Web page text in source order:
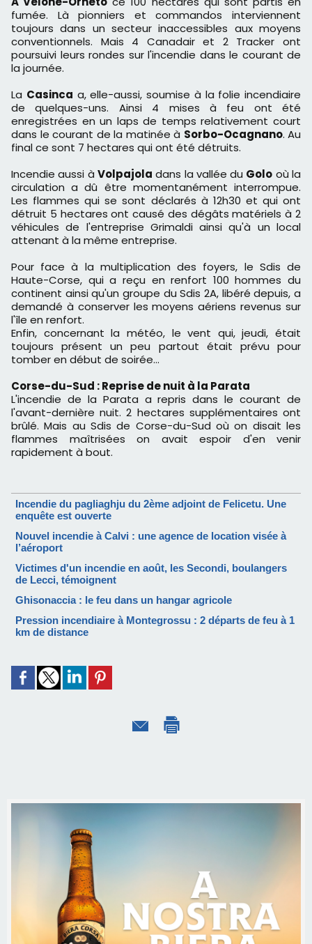
fumée. Là pionniers et commandos interviennent
toujours dans un secteur inaccessibles aux moyens
conventionnels. Mais 4 Canadair et 2 Tracker ont
poursuivi leurs rondes sur l'incendie dans le courant de
la journée.
La Casinca a, elle-aussi, soumise à la folie incendiaire
de quelques-uns. Ainsi 4 mises à feu ont été
enregistrées en un laps de temps relativement court
dans le courant de la matinée à Sorbo-Ocagnano. Au
final ce sont 7 hectares qui ont été détruits.
Incendie aussi à Volpajola dans la vallée du Golo où la
circulation a dû être momentanément interrompue.
Les flammes qui se sont déclarés à 12h30 et qui ont
détruit 5 hectares ont causé des dégâts matériels à 2
véhicules de l'entreprise Grimaldi ainsi qu'à un local
attenant à la même entreprise.
Pour face à la multiplication des foyers, le Sdis de
Haute-Corse, qui a reçu en renfort 100 hommes du
continent ainsi qu'un groupe du Sdis 2A, libéré depuis, a
demandé à conserver les moyens aériens revenus sur
l'île en renfort.
Enfin, concernant la météo, le vent qui, jeudi, était
toujours présent un peu partout était prévu pour
tomber en début de soirée…
Corse-du-Sud : Reprise de nuit à la Parata
L'incendie de la Parata a repris dans le courant de
l'avant-dernière nuit. 2 hectares supplémentaires ont
brûlé. Mais au Sdis de Corse-du-Sud où on disait les
flammes maîtrisées on avait espoir d'en venir
rapidement à bout.
Incendie du pagliaghju du 2ème adjoint de Felicetu. Une
enquête est ouverte
Nouvel incendie à Calvi : une agence de location visée à
l’aéroport
Victimes d'un incendie en août, les Secondi, boulangers
de Lecci, témoignent
Ghisonaccia : le feu dans un hangar agricole
Pression incendiaire à Montegrossu : 2 départs de feu à 1
km de distance